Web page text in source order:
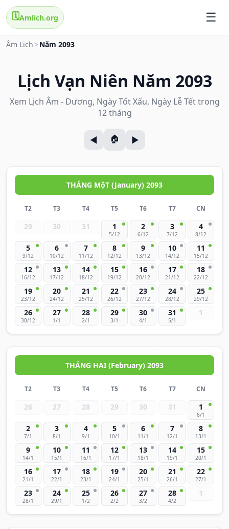
🗓️Amlich.org
Âm Lịch > Năm 2093
Lịch Vạn Niên Năm 2093
Xem Lịch Âm - Dương, Ngày Tốt Xấu, Ngày Lễ Tết trong
12 tháng
THÁNG MộT (January) 2093
T2 T3 T4 T5 T6 T7 CN
29 30 31 1
5/12
2
6/12
3
7/12
4
8/12
5
9/12
6
10/12
7
11/12
8
12/12
9
13/12
10
14/12
11
15/12
12
16/12
13
17/12
14
18/12
15
19/12
16
20/12
17
21/12
18
22/12
19
23/12
20
24/12
21
25/12
22
26/12
23
27/12
24
28/12
25
29/12
26
30/12
27
1/1
28
2/1
29
3/1
30
4/1
31
5/1
1
THÁNG HAI (February) 2093
T2 T3 T4 T5 T6 T7 CN
26 27 28 29 30 31 1
6/1
2
7/1
3
8/1
4
9/1
5
10/1
6
11/1
7
12/1
8
13/1
9
14/1
10
15/1
11
16/1
12
17/1
13
18/1
14
19/1
15
20/1
16
21/1
17
22/1
18
23/1
19
24/1
20
25/1
21
26/1
22
27/1
23
28/1
24
29/1
25
1/2
26
2/2
27
3/2
28
4/2
1